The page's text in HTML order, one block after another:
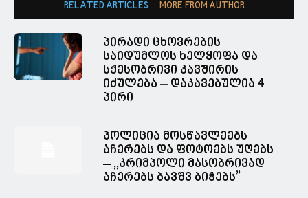
RELATED ARTICLES MORE FROM AUTHOR
პირადი ცხოვრების
საიდუმლოს ხელყოფა და
სქესობრივი კავშირის
იძულება – დაკავებულია 4
პირი
პოლიცია მოსწავლეებს
აჩერებს და ფოტოებს უღებს
– ,,კრიმპოლი მასობრივად
აჩერებს ბავშვ ბიჭებს”